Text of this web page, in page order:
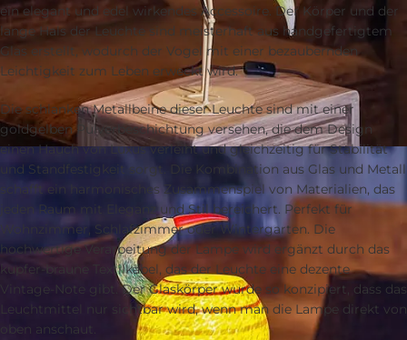
ein elegant und edel wirkendes Accessoire. Der Körper und der
lange Hals der Leuchte sind meisterhaft aus handgefertigtem
Glas erstellt, wodurch der Vogel mit einer bezaubernden
Leichtigkeit zum Leben erweckt wird.
Die schlanken Metallbeine dieser Leuchte sind mit einer
goldgelben Pulverbeschichtung versehen, die dem Design
einen Hauch von Luxus verleiht und gleichzeitig für Stabilität
und Standfestigkeit sorgt. Die Kombination aus Glas und Metall
schafft ein harmonisches Zusammenspiel von Materialien, das
jeden Raum mit Eleganz und Stil bereichert. Perfekt für
Wohnzimmer, Schlafzimmer oder Wintergarten. Die
hochwertige Verarbeitung der Lampe wird ergänzt durch das
kupfer-braune Textilkabel, das der Leuchte eine dezente
Vintage-Note gibt. Der Glaskörper wurde so konzipiert, dass das
Leuchtmittel nur sichtbar wird, wenn man die Lampe direkt von
oben anschaut.